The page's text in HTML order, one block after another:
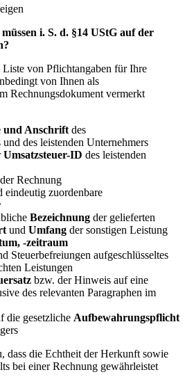
i. S. d. §14 UStG auf der
von Pflichtangaben für Ihre
von Ihnen als
Rechnungsdokument vermerkt
und Anschrift des
des leistenden Unternehmers
Umsatzsteuer-ID des leistenden
der Rechnung
eindeutig zuordenbare
Bezeichnung der gelieferten
und Umfang der sonstigen Leistung
-zeitraum
Steuerbefreiungen aufgeschlüsseltes
Leistungen
bzw. der Hinweis auf eine
des relevanten Paragraphen im
die gesetzliche Aufbewahrungspflicht
dass die Echtheit der Herkunft sowie
bei einer Rechnung gewährleistet